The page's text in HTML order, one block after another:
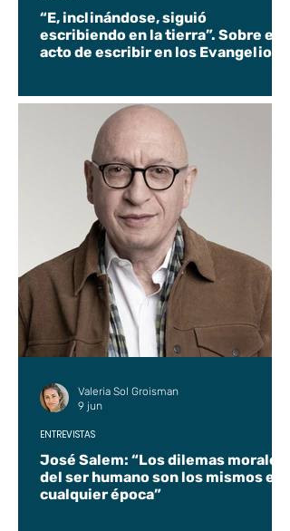
“E, inclinándose, siguió
escribiendo en la tierra”. Sobre el
acto de escribir en los Evangelios.
José Salem: “Los dilemas morales
del ser humano son los mismos en
cualquier época”
ENTREVISTAS
Valeria Sol Groisman
9 jun